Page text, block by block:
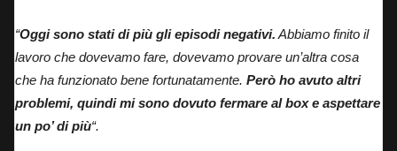
“Oggi sono stati di più gli episodi negativi.Abbiamo finito il
lavoro che dovevamo fare, dovevamo provare un’altra cosa
che ha funzionato bene fortunatamente. Però ho avuto altri
problemi, quindi mi sono dovuto fermare al box e aspettare
un po’ di più“.